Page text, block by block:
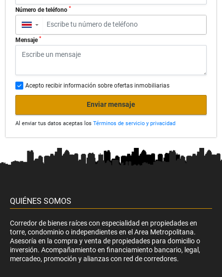
Número de teléfono *
▼
Mensaje *
Acepto recibir información sobre ofertas inmobiliarias
Enviar mensaje
Al enviar tus datos aceptas los Términos de servicio y privacidad
QUIÉNES SOMOS
Corredor de bienes raíces con especialidad en propiedades en
torre, condominio o independientes en el Area Metropolitana.
Asesoría en la compra y venta de propiedades para domicilio o
inversión. Acompañamiento en financiamiento bancario, legal,
mercadeo, promoción y alianzas con red de corredores.